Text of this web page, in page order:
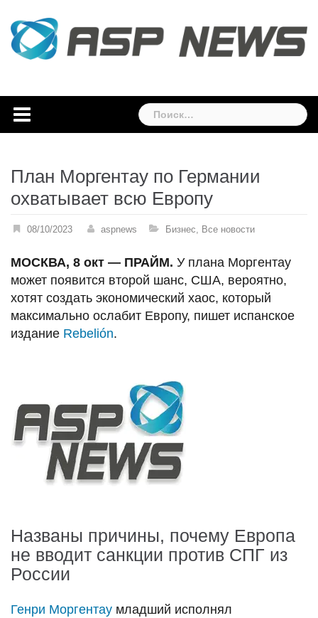
content
Найти:
План Моргентау по Германии
охватывает всю Европу
08/10/2023 aspnews Бизнес, Все новости
МОСКВА, 8 окт — ПРАЙМ. У плана Моргентау
может появится второй шанс, США, вероятно,
хотят создать экономический хаос, который
максимально ослабит Европу, пишет испанское
издание Rebelión.
Названы причины, почему Европа
не вводит санкции против СПГ из
России
Генри Моргентау младший исполнял